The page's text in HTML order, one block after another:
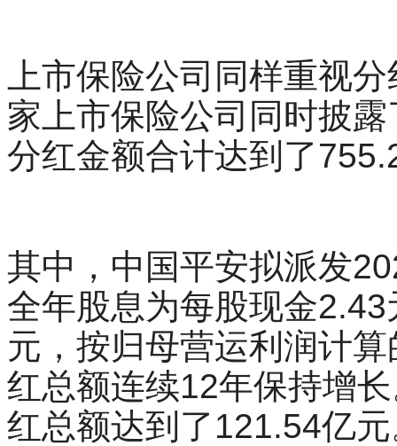
上市保险公司同样重视
家上市保险公司同时披
分红金额合计达到了
其中，中国平安拟派发
全年股息为每股现金
元，按归母营运利润计
红总额连续12年保持增
红总额达到了121.54亿